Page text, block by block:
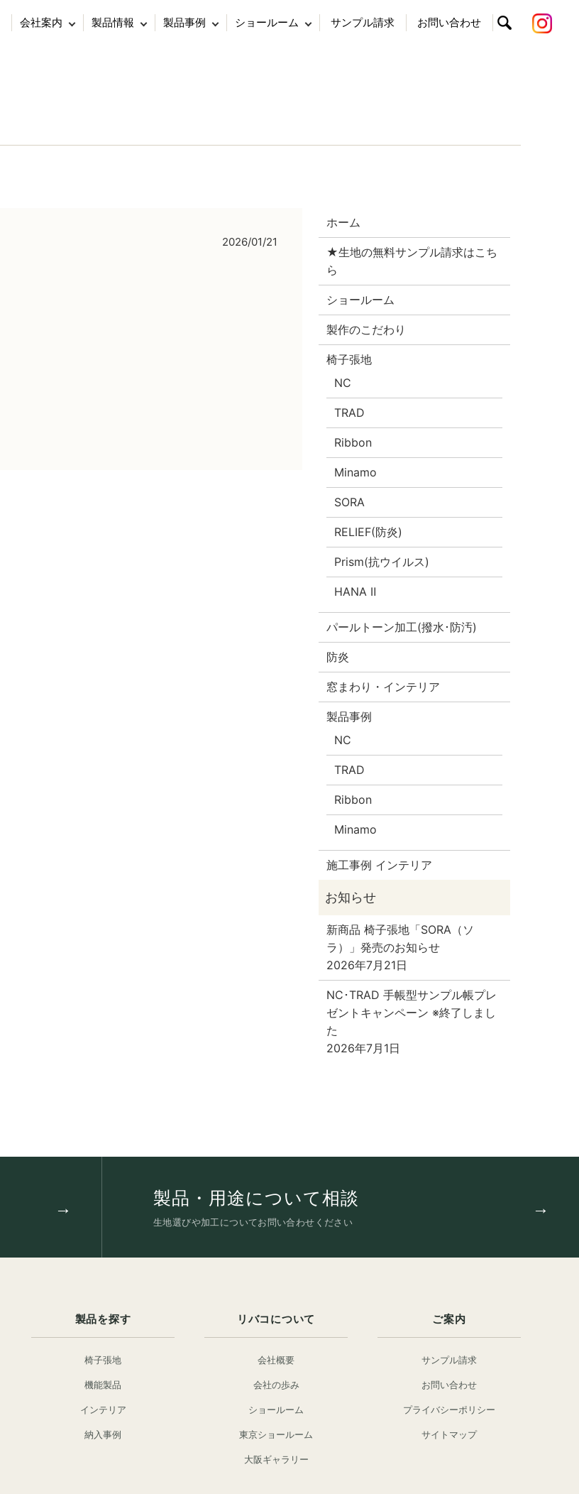
会社案内 製品情報 製品事例 ショールーム サンプル請求 お問い合わせ search
2026/01/21
ホーム
★生地の無料サンプル請求はこち
ら
ショールーム
製作のこだわり
椅子張地
NC
TRAD
Ribbon
Minamo
SORA
RELIEF(防炎)
Prism(抗ウイルス)
HANA Ⅱ
パールトーン加工(撥水･防汚)
防炎
窓まわり・インテリア
製品事例
NC
TRAD
Ribbon
Minamo
施工事例 インテリア
新商品 椅子張地「SORA（ソ
ラ）」発売のお知らせ
2026年7月21日
NC･TRAD 手帳型サンプル帳プレ
ゼントキャンペーン ※終了しまし
た
2026年7月1日
製品・用途について相談
生地選びや加工についてお問い合わせください
製品を探す
椅子張地
機能製品
インテリア
納入事例
リバコについて
会社概要
会社の歩み
ショールーム
東京ショールーム
大阪ギャラリー
ご案内
サンプル請求
お問い合わせ
プライバシーポリシー
サイトマップ